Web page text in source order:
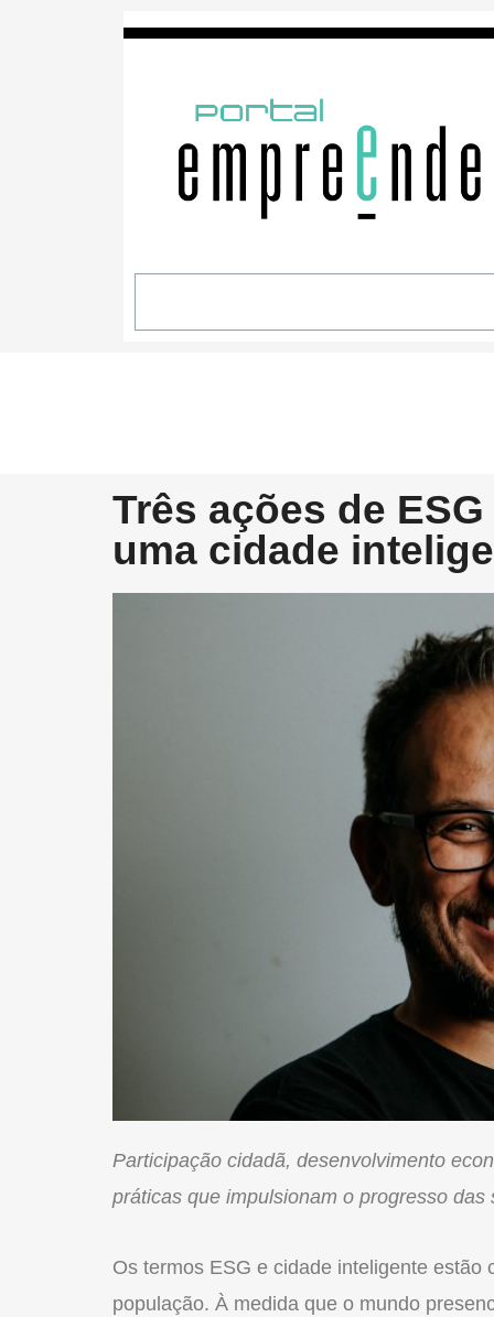
Três ações de
uma cidade
Participação cidadã, desenvolvimento
práticas que impulsionam o progresso das
Os termos ESG e cidade inteligente
população. À medida que o mundo